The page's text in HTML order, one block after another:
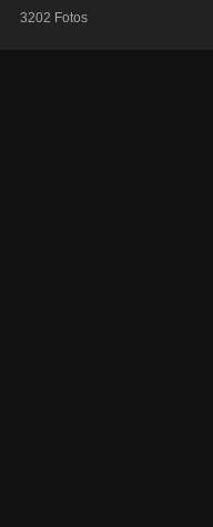
3202 Fotos